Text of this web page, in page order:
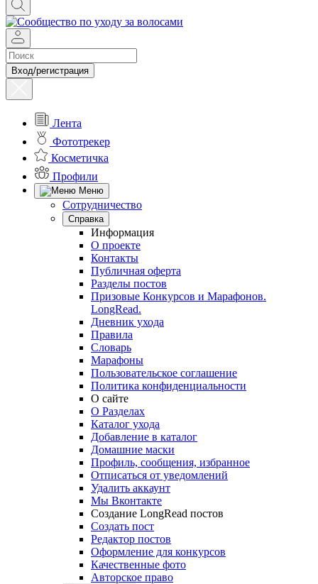
Вход/регистрация
Лента
Фототрекер
Косметичка
Профили
Меню
Сотрудничество
Справка
Информация
О проекте
Контакты
Публичная оферта
Разделы постов
Призовые Конкурсов и Марафонов.
LongRead.
Дневник ухода
Правила
Словарь
Марафоны
Пользовательское соглашение
Политика конфиденциальности
О сайте
О Разделах
Каталог ухода
Добавление в каталог
Домашние маски
Профиль, сообщения, избранное
Отписаться от уведомлений
Удалить аккаунт
Мы Вконтакте
Создание LongRead постов
Создать пост
Редактор постов
Оформление для конкурсов
Качественные фото
Авторское право